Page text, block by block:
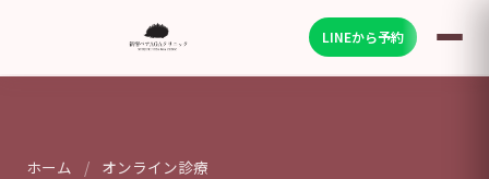
LINEから予約
ホーム / オンライン診療